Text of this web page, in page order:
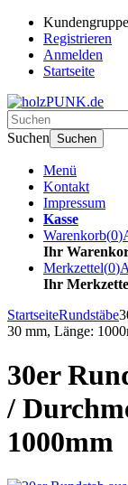
Registrieren
Anmelden
Startseite
Suchen Suchen
Menü
Kontakt
Impressum
Kasse
Warenkorb(0)
Ihr
Merkzettel(0)
Ihr
StartseiteRundstäbe
30 mm, Länge:
30er
/
1000mm